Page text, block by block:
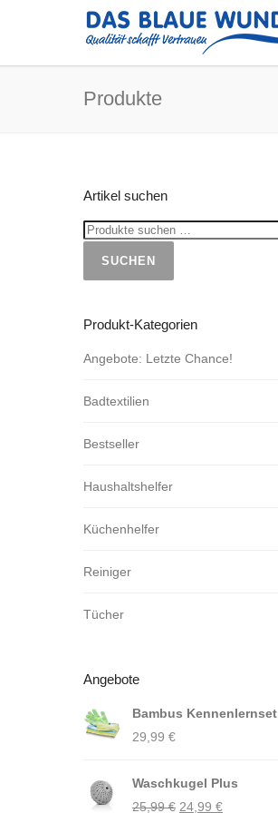
Produkte
Artikel suchen
SUCHEN
Produkt-Kategorien
Angebote: Letzte Chance!
Badtextilien
Bestseller
Haushaltshelfer
Küchenhelfer
Reiniger
Tücher
Angebote
Bambus Kennenlernset
29,99 €
Waschkugel Plus
25,99€ Ursprünglicher
24,99 €Aktueller